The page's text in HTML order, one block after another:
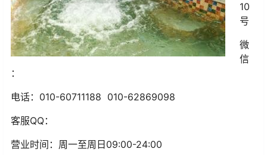
10
号
微
信
：
电话：010-60711188 010-62869098
客服QQ：
营业时间：周一至周日09:00-24:00